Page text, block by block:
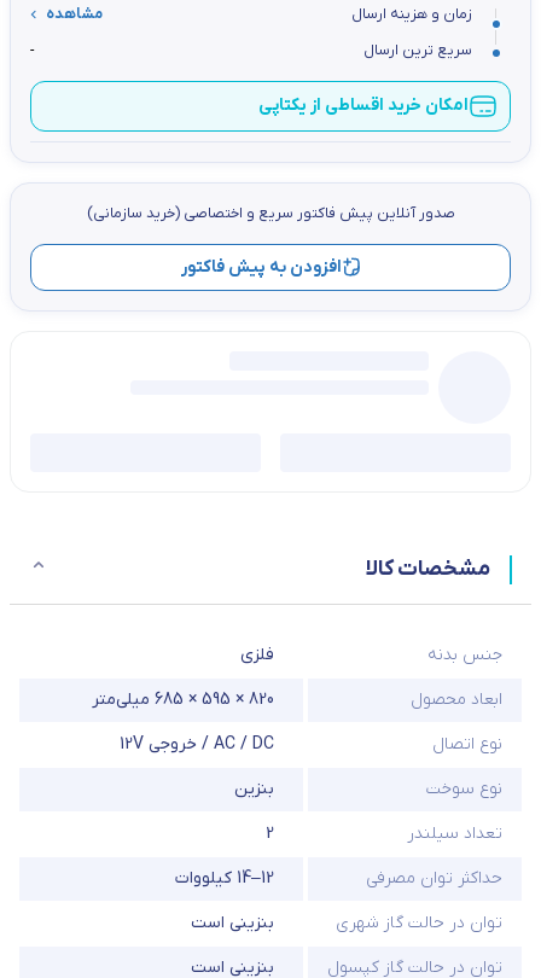
زمان و هزینه ارسال
مشاهده
سریع ترین ارسال
-
امکان خرید اقساطی از یکتاپی
صدور آنلاین پيش فاكتور سریع و اختصاصي (خرید سازمانی)
افزودن به پیش فاکتور
مشخصات کالا
جنس بدنه
فلزی
ابعاد محصول
820 × 595 × 685 میلی‌متر
نوع اتصال
AC / DC / خروجی 12V
نوع سوخت
بنزین
تعداد سیلندر
2
حداکثر توان مصرفی
12–14 کیلووات
توان در حالت گاز شهری
بنزینی است
توان در حالت گاز کپسول
بنزینی است